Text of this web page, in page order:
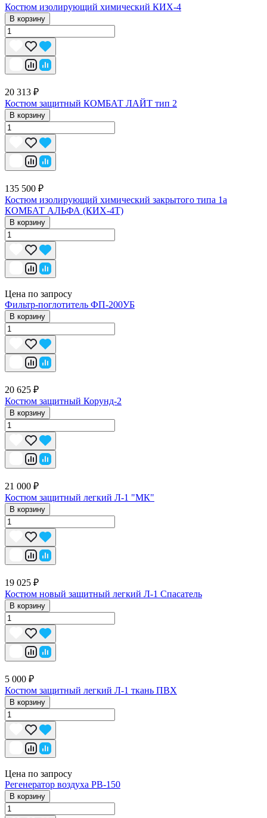
Костюм изолирующий химический КИХ-4
В корзину
20 313 ₽
Костюм защитный КОМБАТ ЛАЙТ тип 2
В корзину
135 500 ₽
Костюм изолирующий химический закрытого типа 1a
КОМБАТ АЛЬФА (КИХ-4Т)
В корзину
Цена по запросу
Фильтр-поглотитель ФП-200УБ
В корзину
20 625 ₽
Костюм защитный Корунд-2
В корзину
21 000 ₽
Костюм защитный легкий Л-1 "МК"
В корзину
19 025 ₽
Костюм новый защитный легкий Л-1 Спасатель
В корзину
5 000 ₽
Костюм защитный легкий Л-1 ткань ПВХ
В корзину
Цена по запросу
Регенератор воздуха РВ-150
В корзину